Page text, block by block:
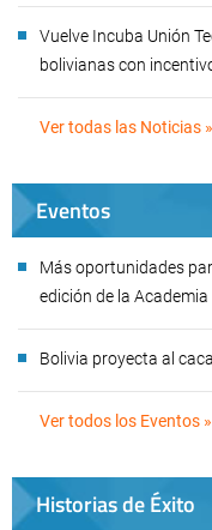
Vuelve Incuba Unión
bolivianas con
Ver todas las Noticias »
Eventos
Más oportunidades
edición de la
Bolivia proyecta al
Ver todos los Eventos »
Historias de Éxito